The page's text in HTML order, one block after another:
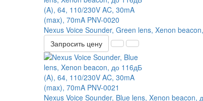
Nexus Voice Sounder, Green lens, Xenon
Запросить цену
Nexus Voice Sounder, Blue lens, Xenon